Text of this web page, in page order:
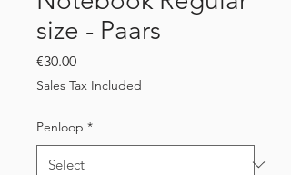
size - Paars
€30.00Price
Sales Tax Included
Penloop *